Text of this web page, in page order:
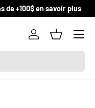
de +100$en
Se connecter
Panier